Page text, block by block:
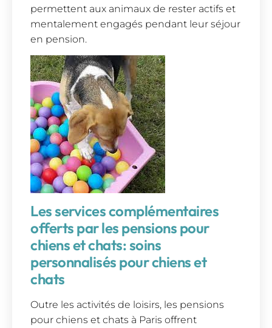
permettent aux animaux de rester actifs et
mentalement engagés pendant leur séjour
en pension.
Les services complémentaires
offerts par les pensions pour
chiens et chats: soins
personnalisés pour chiens et
chats
Outre les activités de loisirs, les pensions
pour chiens et chats à Paris offrent